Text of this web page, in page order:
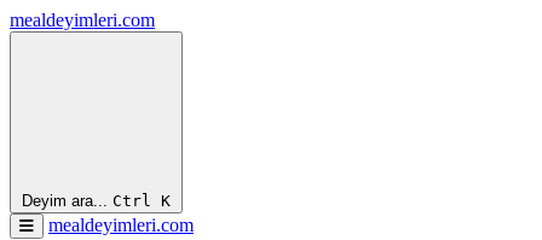
mealdeyimleri.com
Deyim ara... Ctrl K
mealdeyimleri.com